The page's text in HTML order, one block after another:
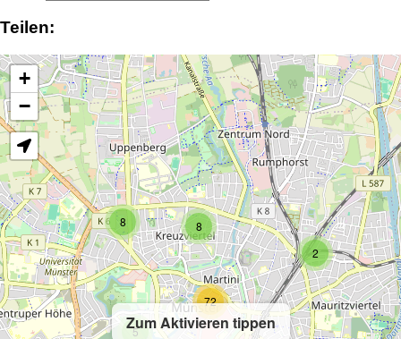
Teilen:
Zum Aktivieren tippen
2
8 8
5
72
+
−